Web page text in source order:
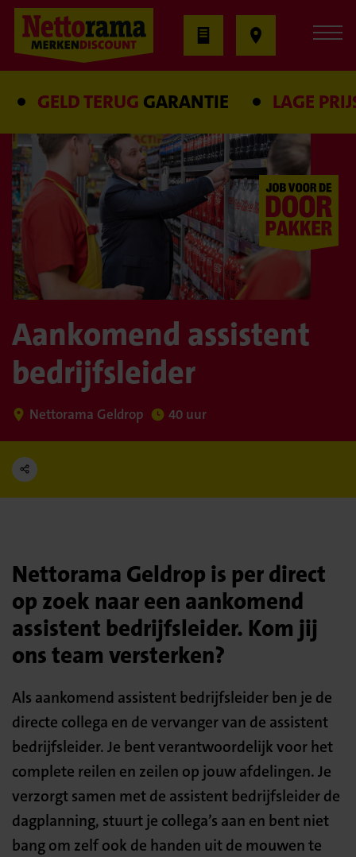
GELD TERUGGARANTIE LAGE PRIJS
Aankomend assistent
bedrijfsleider
Nettorama Geldrop 40 uur
Nettorama Geldrop is per direct
op zoek naar een aankomend
assistent bedrijfsleider. Kom jij
ons team versterken?
Als aankomend assistent bedrijfsleider ben je de
directe collega en de vervanger van de assistent
bedrijfsleider. Je bent verantwoordelijk voor het
complete reilen en zeilen op jouw afdelingen. Je
verzorgt samen met de assistent bedrijfsleider de
dagplanning, stuurt je collega’s aan en bent niet
bang om zelf ook de handen uit de mouwen te